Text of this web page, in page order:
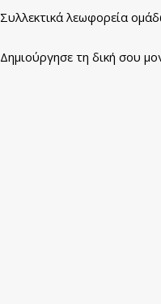
Συλλεκτικά λεωφορεία
Δημιούργησε τη δική σου